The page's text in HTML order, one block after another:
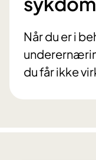
Når du er i
du får ikke